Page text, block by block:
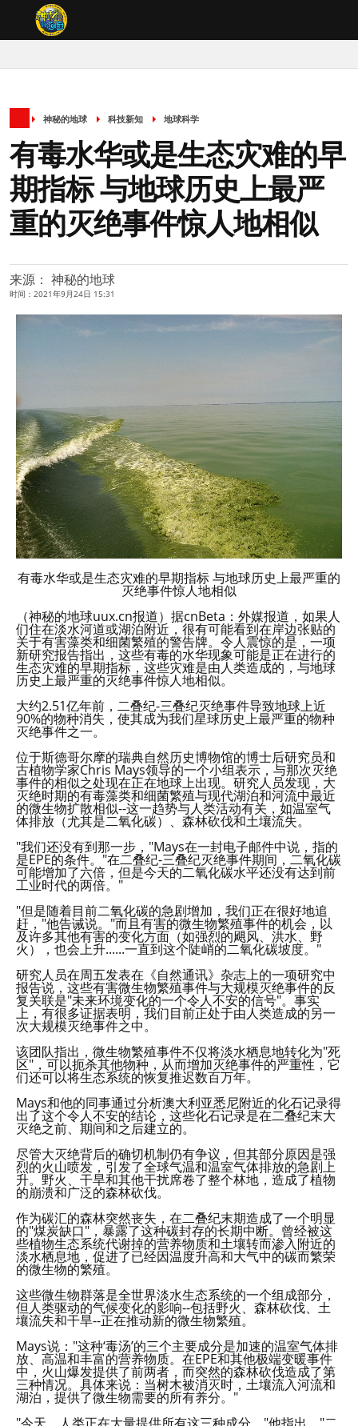
神秘的地球 科技新知 地球科学
有毒水华或是生态灾难的早
期指标 与地球历史上最严
重的灭绝事件惊人地相似
来源： 神秘的地球
时间：2021年9月24日 15:31
有毒水华或是生态灾难的早期指标 与地球历史上最严重的
灭绝事件惊人地相似
（神秘的地球uux.cn报道）据cnBeta：外媒报道，如果人
们住在淡水河道或湖泊附近，很有可能看到在岸边张贴的
关于有害藻类和细菌繁殖的警告牌。令人震惊的是，一项
新研究报告指出，这些有毒的水华现象可能是正在进行的
生态灾难的早期指标，这些灾难是由人类造成的，与地球
历史上最严重的灭绝事件惊人地相似。
大约2.51亿年前，二叠纪-三叠纪灭绝事件导致地球上近
90%的物种消失，使其成为我们星球历史上最严重的物种
灭绝事件之一。
位于斯德哥尔摩的瑞典自然历史博物馆的博士后研究员和
古植物学家Chris Mays领导的一个小组表示，与那次灭绝
事件的相似之处现在正在地球上出现。研究人员发现，大
灭绝时期的有毒藻类和细菌繁殖与现代湖泊和河流中最近
的微生物扩散相似--这一趋势与人类活动有关，如温室气
体排放（尤其是二氧化碳）、森林砍伐和土壤流失。
"我们还没有到那一步，"Mays在一封电子邮件中说，指的
是EPE的条件。"在二叠纪-三叠纪灭绝事件期间，二氧化碳
可能增加了六倍，但是今天的二氧化碳水平还没有达到前
工业时代的两倍。"
"但是随着目前二氧化碳的急剧增加，我们正在很好地追
赶，"他告诫说。"而且有害的微生物繁殖事件的机会，以
及许多其他有害的变化方面（如强烈的飓风、洪水、野
火），也会上升......一直到这个陡峭的二氧化碳坡度。"
研究人员在周五发表在《自然通讯》杂志上的一项研究中
报告说，这些有害微生物繁殖事件与大规模灭绝事件的反
复关联是"未来环境变化的一个令人不安的信号"。事实
上，有很多证据表明，我们目前正处于由人类造成的另一
次大规模灭绝事件之中。
该团队指出，微生物繁殖事件不仅将淡水栖息地转化为"死
区"，可以扼杀其他物种，从而增加灭绝事件的严重性，它
们还可以将生态系统的恢复推迟数百万年。
Mays和他的同事通过分析澳大利亚悉尼附近的化石记录得
出了这个令人不安的结论，这些化石记录是在二叠纪末大
灭绝之前、期间和之后建立的。
尽管大灭绝背后的确切机制仍有争议，但其部分原因是强
烈的火山喷发，引发了全球气温和温室气体排放的急剧上
升。野火、干旱和其他干扰席卷了整个林地，造成了植物
的崩溃和广泛的森林砍伐。
作为碳汇的森林突然丧失，在二叠纪末期造成了一个明显
的"煤炭缺口"，暴露了这种碳封存的长期中断。曾经被这
些植物生态系统代谢掉的营养物质和土壤转而渗入附近的
淡水栖息地，促进了已经因温度升高和大气中的碳而繁荣
的微生物的繁殖。
这些微生物群落是全世界淡水生态系统的一个组成部分，
但人类驱动的气候变化的影响--包括野火、森林砍伐、土
壤流失和干旱--正在推动新的微生物繁殖。
Mays说："这种‘毒汤’的三个主要成分是加速的温室气体排
放、高温和丰富的营养物质。在EPE和其他极端变暖事件
中，火山爆发提供了前两者，而突然的森林砍伐造成了第
三种情况。具体来说：当树木被消灭时，土壤流入河流和
湖泊，提供了微生物需要的所有养分。"